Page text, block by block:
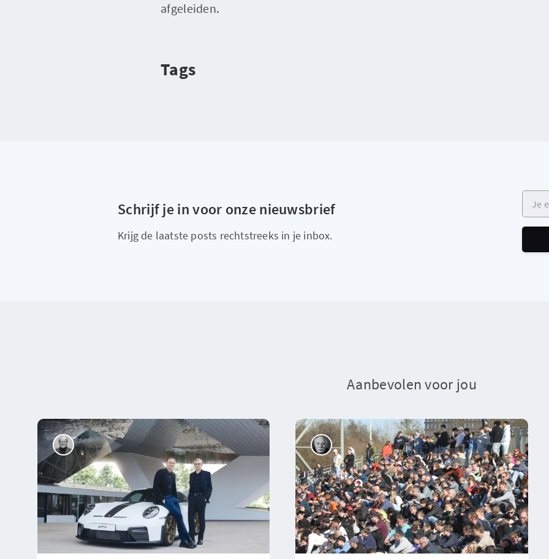
afgeleiden.
Tags
Schrijf je in voor onze nieuwsbrief
Krijg de laatste posts rechtstreeks in je inbox.
Je e-
Aanbevolen voor jou